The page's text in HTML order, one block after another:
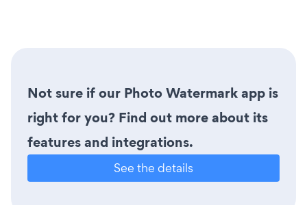
Not sure if our Photo Watermark app is
right for you? Find out more about its
features and integrations.
See the details